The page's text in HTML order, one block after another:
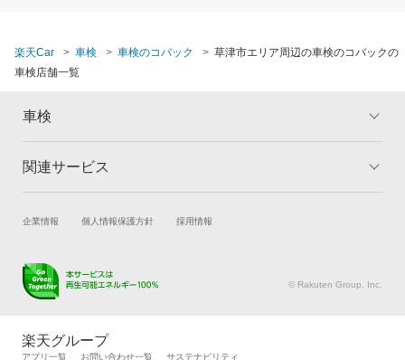
楽天Car 車検 車検のコバック
草津市エリア周辺の車検のコバックの
車検店舗一覧
車検
トップ
車検の基礎知識 キャンペーン一覧
関連サービス
試乗・商談 新車購入
キズ修理予約
メンテナンス管理
自動車カタログ 自動車保険
企業情報 個人情報保護方針 採用情報
© Rakuten Group, Inc.
楽天グループ
アプリ一覧 お問い合わせ一覧 サステナビリティ